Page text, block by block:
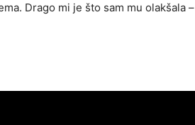
Drago mi je što sam mu olakšala –